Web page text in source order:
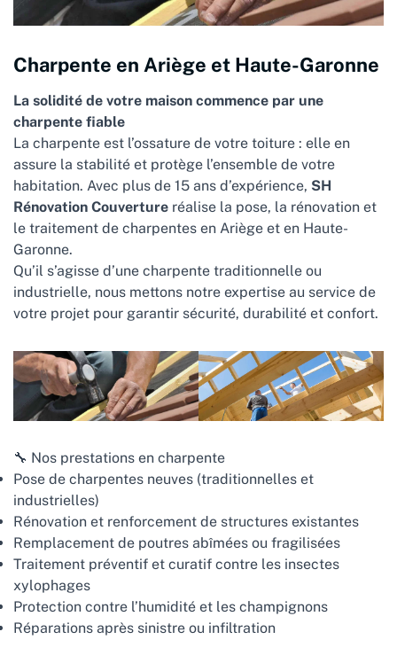
Charpente en Ariège et Haute-Garonne
La solidité de votre maison commence par une
charpente fiable
La charpente est l’ossature de votre toiture : elle en
assure la stabilité et protège l’ensemble de votre
habitation. Avec plus de 15 ans d’expérience, SH
Rénovation Couverture réalise la pose, la rénovation et
le traitement de charpentes en Ariège et en Haute-
Garonne.
Qu’il s’agisse d’une charpente traditionnelle ou
industrielle, nous mettons notre expertise au service de
votre projet pour garantir sécurité, durabilité et confort.
🔧 Nos prestations en charpente
Pose de charpentes neuves (traditionnelles et
industrielles)
Rénovation et renforcement de structures existantes
Remplacement de poutres abîmées ou fragilisées
Traitement préventif et curatif contre les insectes
xylophages
Protection contre l’humidité et les champignons
Réparations après sinistre ou infiltration